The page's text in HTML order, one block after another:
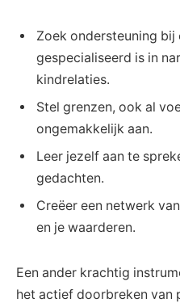
Zoek ondersteuning bij
gespecialiseerd is in
kindrelaties.
Stel grenzen, ook al
ongemakkelijk aan.
Leer jezelf aan te
gedachten.
Creëer een netwerk
en je waarderen.
Een ander krachtig
het actief doorbreken van